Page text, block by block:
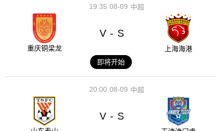
08-09
19:35 中超
重庆铜梁龙
V - S
上海海港
即将开始
08-09
20:00 中超
V - S